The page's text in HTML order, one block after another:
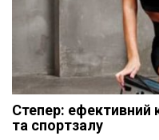
Степер: ефективний
та спортзалу